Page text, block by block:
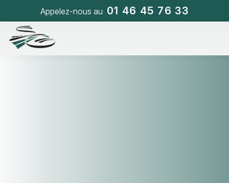
Appelez-nous au 01 46 45 76 33